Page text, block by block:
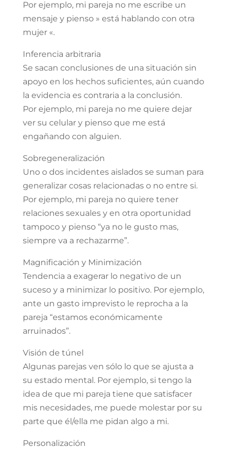
Por ejemplo, mi pareja no me escribe un
mensaje y pienso » está hablando con otra
mujer «.
Inferencia arbitraria
Se sacan conclusiones de una situación sin
apoyo en los hechos suficientes, aún cuando
la evidencia es contraria a la conclusión.
Por ejemplo, mi pareja no me quiere dejar
ver su celular y pienso que me está
engañando con alguien.
Sobregeneralización
Uno o dos incidentes aislados se suman para
generalizar cosas relacionadas o no entre si.
Por ejemplo, mi pareja no quiere tener
relaciones sexuales y en otra oportunidad
tampoco y pienso “ya no le gusto mas,
siempre va a rechazarme”.
Magnificación y Minimización
Tendencia a exagerar lo negativo de un
suceso y a minimizar lo positivo. Por ejemplo,
ante un gasto imprevisto le reprocha a la
pareja “estamos económicamente
arruinados”.
Visión de túnel
Algunas parejas ven sólo lo que se ajusta a
su estado mental. Por ejemplo, si tengo la
idea de que mi pareja tiene que satisfacer
mis necesidades, me puede molestar por su
parte que él/ella me pidan algo a mi.
Personalización